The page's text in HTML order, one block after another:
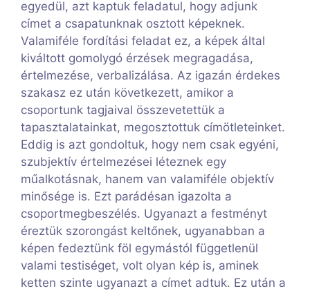
egyedül, azt kaptuk feladatul, hogy adjunk
címet a csapatunknak osztott képeknek.
Valamiféle fordítási feladat ez, a képek által
kiváltott gomolygó érzések megragadása,
értelmezése, verbalizálása. Az igazán érdekes
szakasz ez után következett, amikor a
csoportunk tagjaival összevetettük a
tapasztalatainkat, megosztottuk címötleteinket.
Eddig is azt gondoltuk, hogy nem csak egyéni,
szubjektív értelmezései léteznek egy
műalkotásnak, hanem van valamiféle objektív
minősége is. Ezt parádésan igazolta a
csoportmegbeszélés. Ugyanazt a festményt
éreztük szorongást keltőnek, ugyanabban a
képen fedeztünk föl egymástól függetlenül
valami testiséget, volt olyan kép is, aminek
ketten szinte ugyanazt a címet adtuk. Ez után a